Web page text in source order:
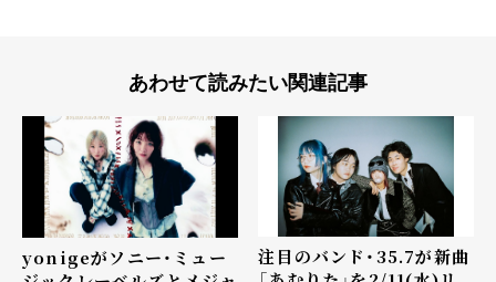
あわせて読みたい関連記事
yonigeがソニー・ミュー
注目のバンド・35.7が新曲